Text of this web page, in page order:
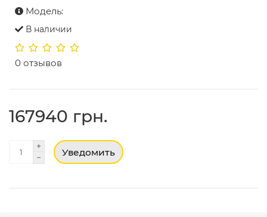
Модель:
В наличии
0 отзывов
167940 грн.
Уведомить